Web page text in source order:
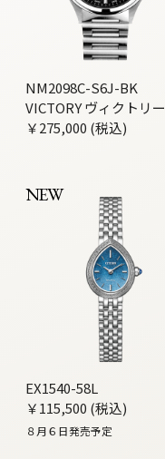
NM2098C-S6J-BK
VICTORY ヴィクトリー
￥275,000 (税込)
NEW
EX1540-58L
￥115,500 (税込)
８月６日発売予定